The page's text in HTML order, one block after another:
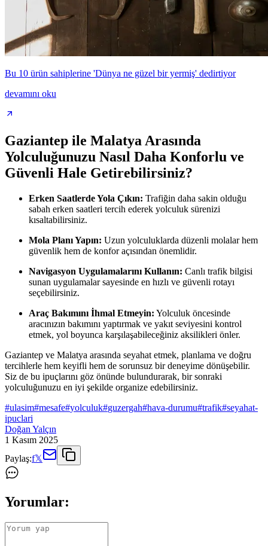
Bu 10 ürün sahiplerine 'Dünya ne güzel bir yermiş' dedirtiyor
devamını oku
Gaziantep ile Malatya Arasında
Yolculuğunuzu Nasıl Daha Konforlu ve
Güvenli Hale Getirebilirsiniz?
Erken Saatlerde Yola Çıkın: Trafiğin daha sakin olduğu
sabah erken saatleri tercih ederek yolculuk sürenizi
kısaltabilirsiniz.
Mola Planı Yapın: Uzun yolculuklarda düzenli molalar hem
güvenlik hem de konfor açısından önemlidir.
Navigasyon Uygulamalarını Kullanın: Canlı trafik bilgisi
sunan uygulamalar sayesinde en hızlı ve güvenli rotayı
seçebilirsiniz.
Araç Bakımını İhmal Etmeyin: Yolculuk öncesinde
aracınızın bakımını yaptırmak ve yakıt seviyesini kontrol
etmek, yol boyunca karşılaşabileceğiniz aksilikleri önler.
Gaziantep ve Malatya arasında seyahat etmek, planlama ve doğru
tercihlerle hem keyifli hem de sorunsuz bir deneyime dönüşebilir.
Siz de bu ipuçlarını göz önünde bulundurarak, bir sonraki
yolculuğunuzu en iyi şekilde organize edebilirsiniz.
#ulasim#mesafe#yolculuk#guzergah#hava-durumu#trafik#seyahat-
ipuclari
Doğan Yalçın
1 Kasım 2025
Paylaş:f𝕏
Yorumlar: